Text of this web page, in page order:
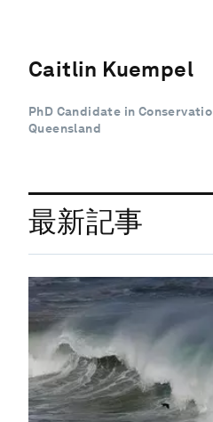
Caitlin Kuempel
PhD Candidate in
Queensland
最新記事